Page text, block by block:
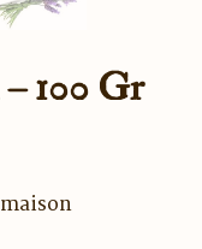
100 Gr